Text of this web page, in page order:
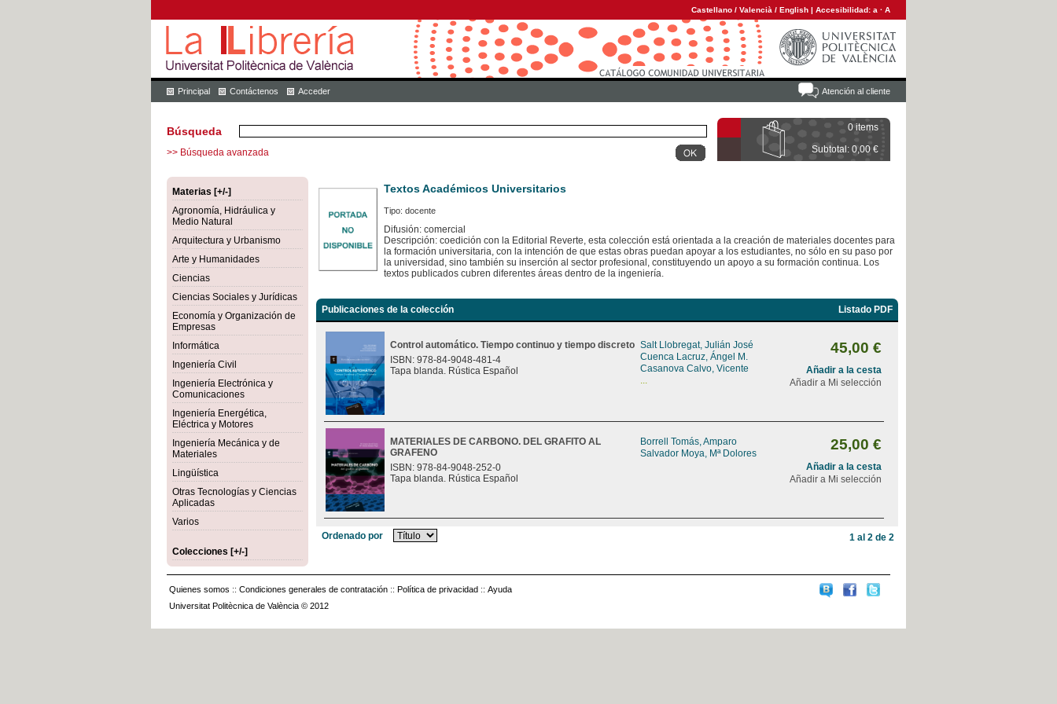
Castellano / Valencià / English | Accesibilidad: a · A
Atención al cliente
Principal Contáctenos Acceder
0 items
Subtotal: 0,00 €
Búsqueda
>> Búsqueda avanzada
Materias [+/-]
Agronomía, Hidráulica y
Medio Natural
Arquitectura y Urbanismo
Arte y Humanidades
Ciencias
Ciencias Sociales y Jurídicas
Economía y Organización de
Empresas
Informática
Ingeniería Civil
Ingeniería Electrónica y
Comunicaciones
Ingeniería Energética,
Eléctrica y Motores
Ingeniería Mecánica y de
Materiales
Lingüística
Otras Tecnologías y Ciencias
Aplicadas
Varios
Colecciones [+/-]
Textos Académicos Universitarios
Tipo: docente
Difusión: comercial
Descripción: coedición con la Editorial Reverte, esta colección está orientada a la creación de materiales docentes para
la formación universitaria, con la intención de que estas obras puedan apoyar a los estudiantes, no sólo en su paso por
la universidad, sino también su inserción al sector profesional, constituyendo un apoyo a su formación continua. Los
textos publicados cubren diferentes áreas dentro de la ingeniería.
Publicaciones de la colección Listado PDF
Control automático. Tiempo continuo y tiempo discreto
ISBN: 978-84-9048-481-4
Tapa blanda. Rústica Español
Salt Llobregat, Julián José
Cuenca Lacruz, Ángel M.
Casanova Calvo, Vicente
...
45,00 €
Añadir a la cesta
Añadir a Mi selección
MATERIALES DE CARBONO. DEL GRAFITO AL
GRAFENO
ISBN: 978-84-9048-252-0
Tapa blanda. Rústica Español
Borrell Tomás, Amparo
Salvador Moya, Mª Dolores
25,00 €
Añadir a la cesta
Añadir a Mi selección
Ordenado por 1 al 2 de 2
Quienes somos :: Condiciones generales de contratación :: Política de privacidad :: Ayuda
Universitat Politècnica de València © 2012